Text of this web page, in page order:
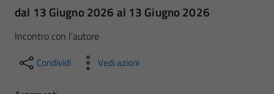
dal 13 Giugno 2026 al 13 Giugno 2026
Incontro con l'autore
Condividi Vedi azioni